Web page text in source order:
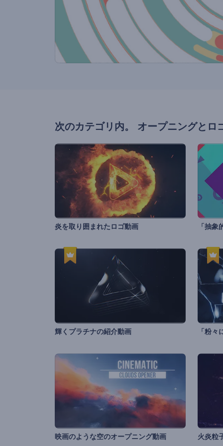
次のカテゴリ内。 オープニングとロ
炎を取り囲まれたロゴ動画 「抽
輝くプラチナの紹介動画 「粉
映画のような空のオープニング動画 火炎粒